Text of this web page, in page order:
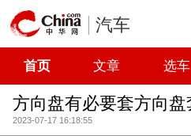
汽车
首页 文章 选车
方向盘有必要套方向盘
2023-07-17 16:18:55